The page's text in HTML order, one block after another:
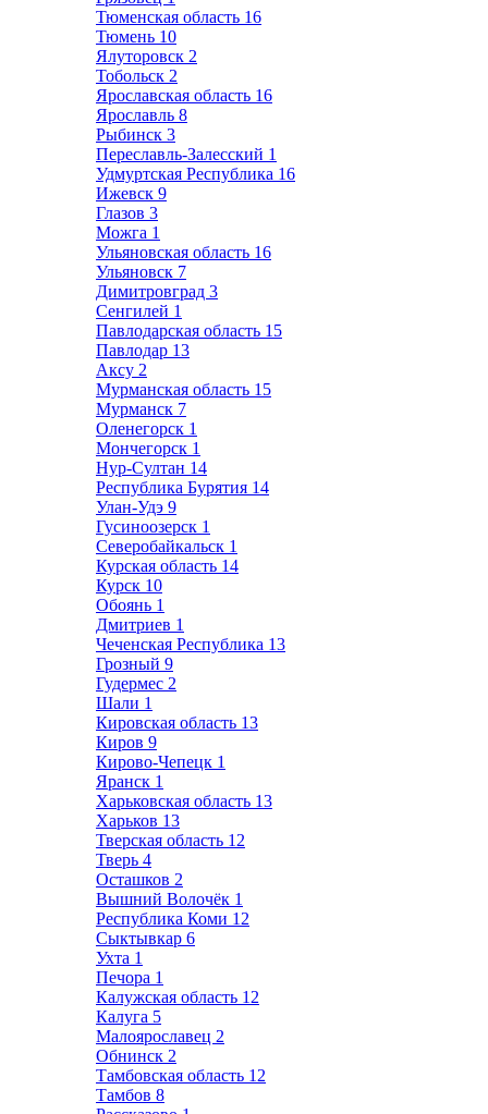
Тюменская область 16
Тюмень 10
Ялуторовск 2
Тобольск 2
Ярославская область 16
Ярославль 8
Рыбинск 3
Переславль-Залесский 1
Удмуртская Республика 16
Ижевск 9
Глазов 3
Можга 1
Ульяновская область 16
Ульяновск 7
Димитровград 3
Сенгилей 1
Павлодарская область 15
Павлодар 13
Аксу 2
Мурманская область 15
Мурманск 7
Оленегорск 1
Мончегорск 1
Нур-Султан 14
Республика Бурятия 14
Улан-Удэ 9
Гусиноозерск 1
Северобайкальск 1
Курская область 14
Курск 10
Обоянь 1
Дмитриев 1
Чеченская Республика 13
Грозный 9
Гудермес 2
Шали 1
Кировская область 13
Киров 9
Кирово-Чепецк 1
Яранск 1
Харьковская область 13
Харьков 13
Тверская область 12
Тверь 4
Осташков 2
Вышний Волочёк 1
Республика Коми 12
Сыктывкар 6
Ухта 1
Печора 1
Калужская область 12
Калуга 5
Малоярославец 2
Обнинск 2
Тамбовская область 12
Тамбов 8